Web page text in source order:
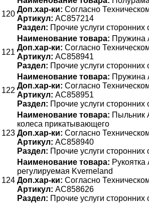
120
Доп.хар-ки: Согласно
Артикул: AC857214
Раздел: Прочие услуги сторонних
121
Наименование товара: Пружина
Доп.хар-ки: Согласно
Артикул: AC858941
Раздел: Прочие услуги сторонних
122
Наименование товара: Пружина
Доп.хар-ки: Согласно
Артикул: AC858951
Раздел: Прочие услуги сторонних
123
Наименование товара: Пыльник
колеса прикатывающего
Доп.хар-ки: Согласно
Артикул: АС858940
Раздел: Прочие услуги сторонних
124
Наименование товара:
регулируемая Kverneland
Доп.хар-ки: Согласно
Артикул: AC858626
Раздел: Прочие услуги сторонних